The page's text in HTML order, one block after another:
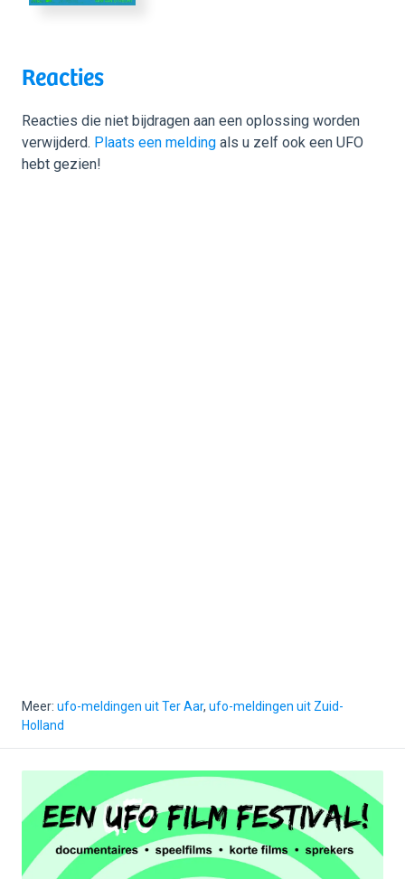
Reacties
Reacties die niet bijdragen aan een oplossing worden
verwijderd. Plaats een melding als u zelf ook een UFO
hebt gezien!
Meer: ufo-meldingen uit Ter Aar, ufo-meldingen uit Zuid-
Holland